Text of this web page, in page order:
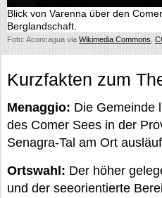
Blick von Varenna über den
Berglandschaft.
Foto: Aconcagua via Wikimedia Commons
Kurzfakten zum
Menaggio: Die Gemeinde
des Comer Sees in der
Senagra-Tal am Ort
Ortswahl: Der höher
und der seeorientierte